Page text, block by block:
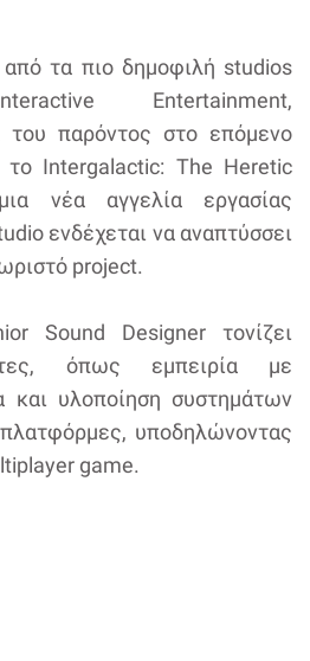
τα πιο δημοφιλή studios
Entertainment,
του παρόντος στο επόμενο
το Intergalactic: The Heretic
νέα αγγελία εργασίας
ενδέχεται να αναπτύσσει
project.
Sound Designer τονίζει
όπως εμπειρία με
και υλοποίηση συστημάτων
υποδηλώνοντας
game.